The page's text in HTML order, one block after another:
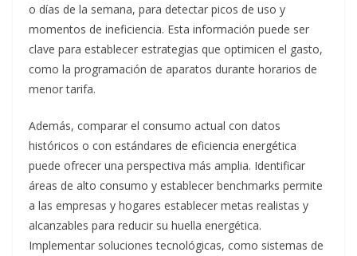
o días de la semana, para detectar picos de uso y
momentos de ineficiencia. Esta información puede ser
clave para establecer estrategias que optimicen el gasto,
como la programación de aparatos durante horarios de
menor tarifa.
Además, comparar el consumo actual con datos
históricos o con estándares de eficiencia energética
puede ofrecer una perspectiva más amplia. Identificar
áreas de alto consumo y establecer benchmarks permite
a las empresas y hogares establecer metas realistas y
alcanzables para reducir su huella energética.
Implementar soluciones tecnológicas, como sistemas de